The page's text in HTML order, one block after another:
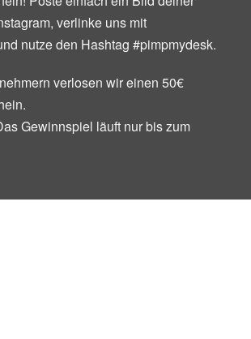
verlinke uns mit
nutze den Hashtag #pimpmydesk.
verlosen wir einen 50€
Gewinnspiel läuft nur bis zum